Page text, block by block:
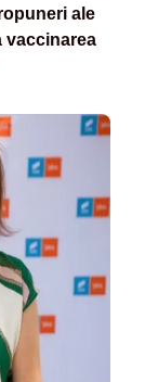
ale
vaccinarea